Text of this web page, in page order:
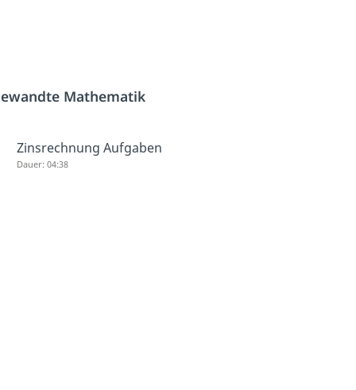
Mathematik
Zinsrechnung Aufgaben
Dauer: 04:38